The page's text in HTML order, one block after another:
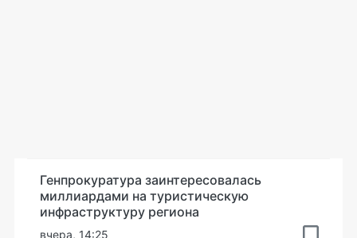
Генпрокуратура заинтересовалась
миллиардами на туристическую
инфраструктуру региона
вчера, 14:25